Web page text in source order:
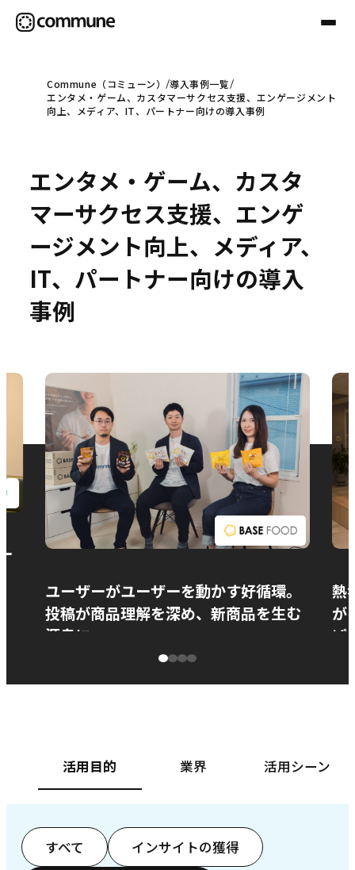
Communeについて
事例
セミナー
お問い合わせ
Commune（コミューン）
導入事例一覧
エンタメ・ゲーム、カスタマーサクセス支援、エンゲージメント
向上、メディア、IT、パートナー向けの導入事例
エンタメ・ゲーム、カスタ
マーサクセス支援、エンゲ
ージメント向上、メディア、
IT、パートナー向けの導入
事例
ユーザーがユーザーを動かす好循環。
投稿が商品理解を深め、新商品を生む
源泉に
熱
が
ぱ
活用目的 業界 活用シーン
すべて インサイトの獲得